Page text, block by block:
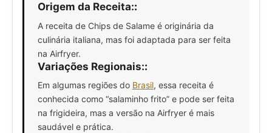
Origem da Receita::
A receita de Chips de Salame é originária da
culinária italiana, mas foi adaptada para ser feita
na Airfryer.
Variações Regionais::
Em algumas regiões do Brasil, essa receita é
conhecida como “salaminho frito” e pode ser feita
na frigideira, mas a versão na Airfryer é mais
saudável e prática.